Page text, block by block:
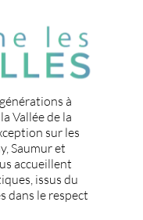
à
Vallée de la
sur les
Saumur et
accueillent
issus du
dans le respect